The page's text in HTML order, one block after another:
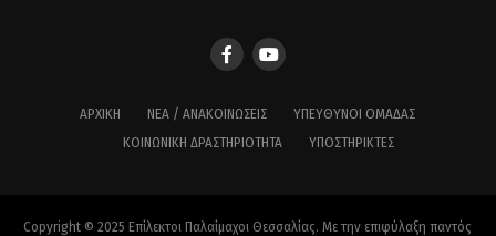
ΑΡΧΙΚΉ ΝΈΑ / ΑΝΑΚΟΙΝΏΣΕΙΣ
ΥΠΕΎΘΥΝΟΙ ΟΜΆΔΑΣ
ΚΟΙΝΩΝΙΚΉ ΔΡΑΣΤΗΡΙΌΤΗΤΑ
ΥΠΟΣΤΗΡΙΚΤΈΣ
Copyright © 2025 Επίλεκτοι Παλαίμαχοι Θεσσαλίας. Με την επιφύλαξη παντός